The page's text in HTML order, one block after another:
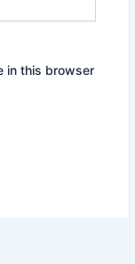
in this browser